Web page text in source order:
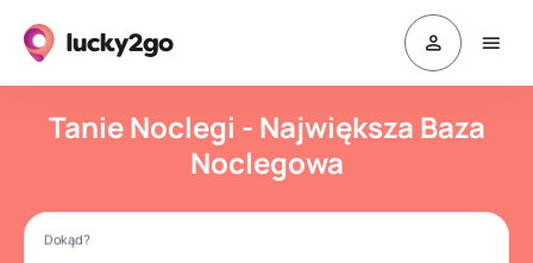
Tanie Noclegi - Największa Baza
Noclegowa